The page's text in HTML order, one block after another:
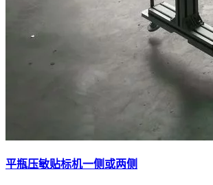
平瓶压敏贴标机一侧或两侧